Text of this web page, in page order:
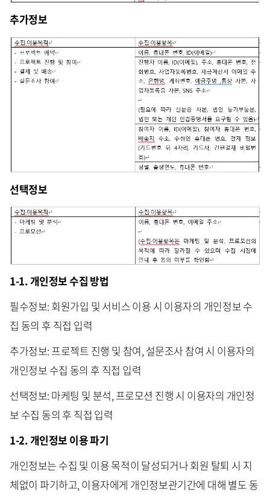
추가정보
선택정보
1-1. 개인정보 수집 방법
필수정보: 회원가입 및 서비스 이용 시 이용자의 개인정보 수
집 동의 후 직접 입력
추가정보: 프로젝트 진행 및 참여, 설문조사 참여 시 이용자의
개인정보 수집 동의 후 직접 입력
선택정보: 마케팅 및 분석, 프로모션 진행 시 이용자의 개인정
보 수집 동의 후 직접 입력
1-2. 개인정보 이용 파기
개인정보는 수집 및 이용 목적이 달성되거나 회원 탈퇴 시 지
체없이 파기하고, 이용자에게 개인정보관기간에 대해 별도 동